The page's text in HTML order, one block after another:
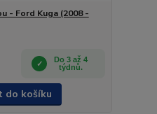
- Ford Kuga (2008 -
Do 3 až 4
týdnů.
do košíku